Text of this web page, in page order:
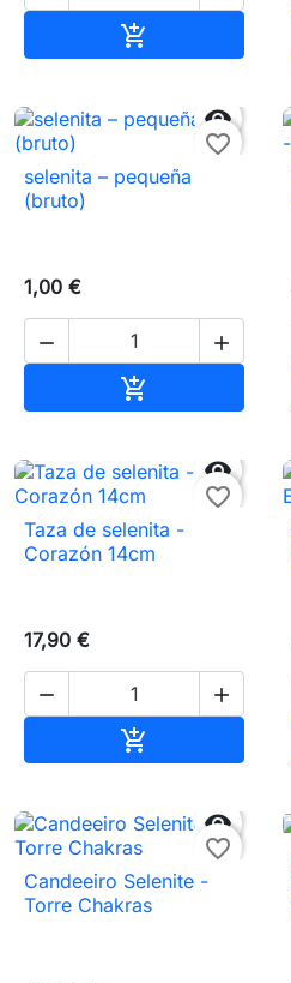


favorite_border
selenita – pequeña
(bruto)
1,00 €
 


favorite_border
Taza de selenita -
Corazón 14cm
17,90 €
 


favorite_border
Candeeiro Selenite -
Torre Chakras